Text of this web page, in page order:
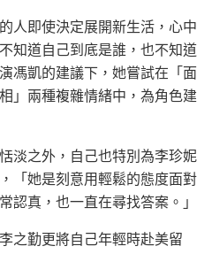
人即使決定展開新生活，心中
知道自己到底是誰，也不知道
馮凱的建議下，她嘗試在「面
」兩種複雜情緒中，為角色建
淡之外，自己也特別為李珍妮
「她是刻意用輕鬆的態度面對
認真，也一直在尋找答案。」
之勤更將自己年輕時赴美留